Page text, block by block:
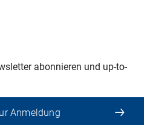
abonnieren und up-to-
Anmeldung